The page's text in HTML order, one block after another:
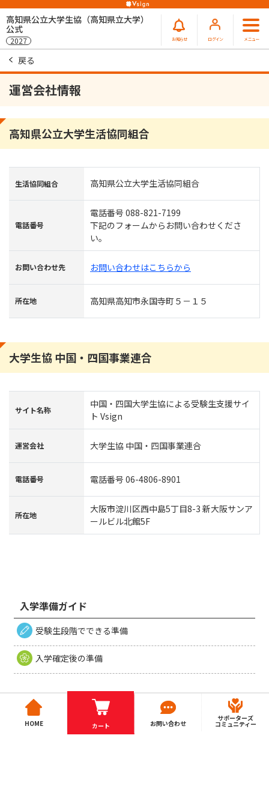
高知県公立大学生協（高知県立大学）
公式
2027 お知らせ ログイン メニュー
戻る
運営会社情報
高知県公立大学生活協同組合
生活協同組合 高知県公立大学生活協同組合
電話番号
電話番号 088-821-7199
下記のフォームからお問い合わせくださ
い。
お問い合わせ先 お問い合わせはこちらから
所在地 高知県高知市永国寺町５－１５
大学生協 中国・四国事業連合
サイト名称
中国・四国大学生協による受験生支援サイ
ト Vsign
運営会社 大学生協 中国・四国事業連合
電話番号 電話番号 06-4806-8901
所在地
大阪市淀川区西中島5丁目8-3 新大阪サンア
ールビル北館5F
入学準備ガイド
受験生段階でできる準備
入学確定後の準備
HOME カート お問い合わせ
サポーターズ
コミュニティー